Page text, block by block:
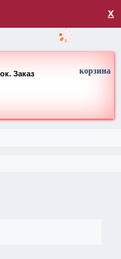
х
Заказ
корзина